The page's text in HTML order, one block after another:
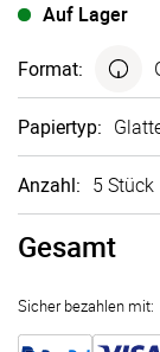
Auf Lager
Format:
Papiertyp:
Anzahl: 5 Stück
Gesamt
Sicher bezahlen mit: